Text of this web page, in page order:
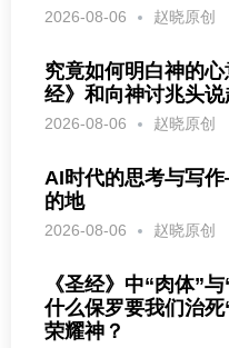
2026-08-06 赵晓原创
究竟如何明白神的
经》和向神讨兆头说
2026-08-06 赵晓原创
AI时代的思考与写
的地
2026-08-06 赵晓原创
《圣经》中“肉体”
什么保罗要我们治
荣耀神？